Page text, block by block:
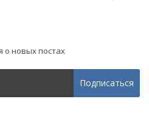
новых постах
Подписаться